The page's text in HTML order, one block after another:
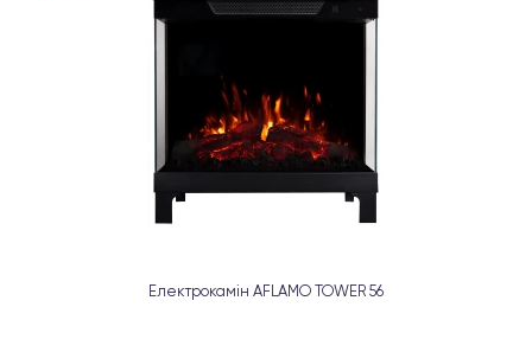
Електрокамін AFLAMO TOWER 56